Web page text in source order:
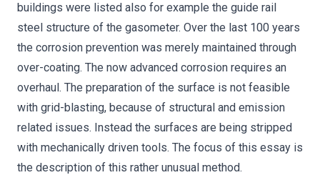
buildings were listed also for example the guide rail
steel structure of the gasometer. Over the last 100 years
the corrosion prevention was merely maintained through
over-coating. The now advanced corrosion requires an
overhaul. The preparation of the surface is not feasible
with grid-blasting, because of structural and emission
related issues. Instead the surfaces are being stripped
with mechanically driven tools. The focus of this essay is
the description of this rather unusual method.